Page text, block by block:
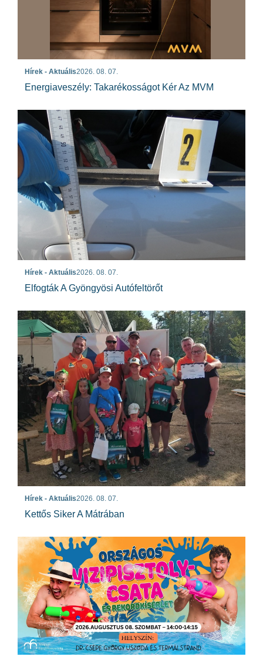
Hírek - Aktuális2026. 08. 07.
Energiaveszély: Takarékosságot Kér Az MVM
Hírek - Aktuális2026. 08. 07.
Elfogták A Gyöngyösi Autófeltörőt
Hírek - Aktuális2026. 08. 07.
Kettős Siker A Mátrában